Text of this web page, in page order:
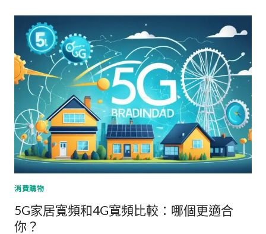
消費購物
5G家居寬頻和4G寬頻比較：哪個更適合
你？